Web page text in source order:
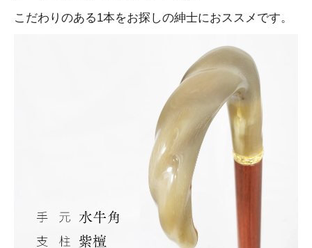
こだわりのある1本をお探しの紳士におススメです。